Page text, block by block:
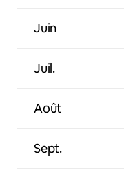
Juin
Juil.
Août
Sept.